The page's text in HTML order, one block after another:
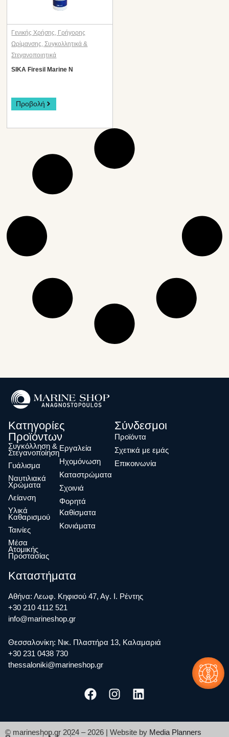
Γενικής Χρήσης Γρήγορης
Ωρίμανσης ,Συγκολλητικά &
Στεγανοποιητικά
SIKA Firesil Marine N
Προβολή
Κατηγορίες
Προϊόντων
Συγκόλληση &
Στεγανοποίηση
Γυάλισμα
Ναυτιλιακά
Χρώματα
Λείανση
Υλικά
Καθαρισμού
Ταινίες
Μέσα
Ατομικής
Προστασίας
Eργαλεία
Ηχομόνωση
Καταστρώματα
Σχοινιά
Φορητά
Καθίσματα
Κονιάματα
Σύνδεσμοι
Προϊόντα
Σχετικά με εμάς
Επικοινωνία
Καταστήματα
Αθήνα: Λεωφ. Κηφισού 47, Αγ. Ι. Ρέντης
+30 210 4112 521
info@marineshop.gr
Θεσσαλονίκη: Νικ. Πλαστήρα 13, Καλαμαριά
+30 231 0438 730
thessaloniki@marineshop.gr
© marineshop.gr 2024 – 2026 | Website by Media Planners